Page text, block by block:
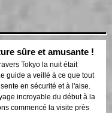
sûre et amusante !
Tokyo la nuit était
guide a veillé à ce que tout
en sécurité et à l'aise.
incroyable du début à la
commencé la visite près